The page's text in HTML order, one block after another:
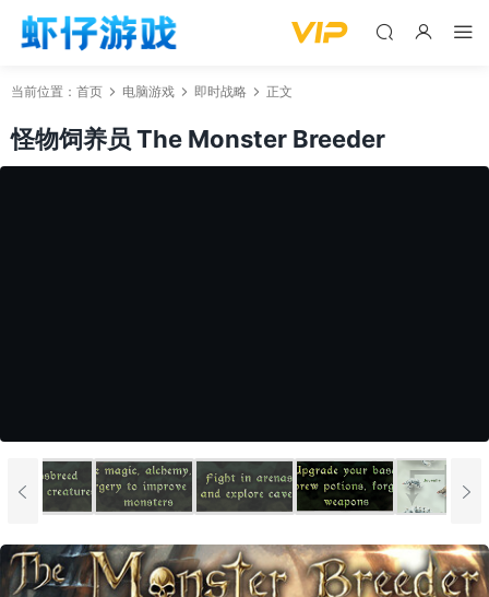
当前位置： 首页 电脑游戏 即时战略 正文
怪物饲养员 The Monster Breeder